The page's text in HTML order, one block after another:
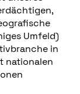
Umfeld)
in
nationalen